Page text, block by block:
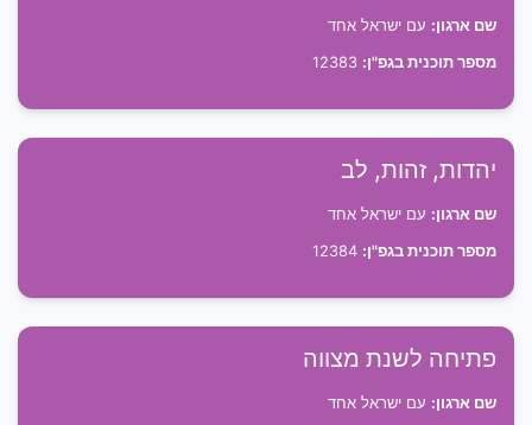
שם ארגון: עם ישראל אחד
מספר תוכנית בגפ"ן:
יהדות, זהות, לב
שם ארגון: עם ישראל אחד
מספר תוכנית בגפ"ן:
פתיחה לשנת מצווה
שם ארגון: עם ישראל אחד